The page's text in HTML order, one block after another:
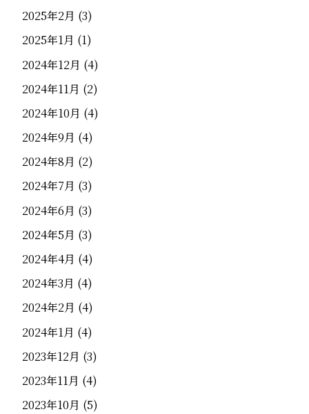
2025年2月 (3)
2025年1月 (1)
2024年12月 (4)
2024年11月 (2)
2024年10月 (4)
2024年9月 (4)
2024年8月 (2)
2024年7月 (3)
2024年6月 (3)
2024年5月 (3)
2024年4月 (4)
2024年3月 (4)
2024年2月 (4)
2024年1月 (4)
2023年12月 (3)
2023年11月 (4)
2023年10月 (5)